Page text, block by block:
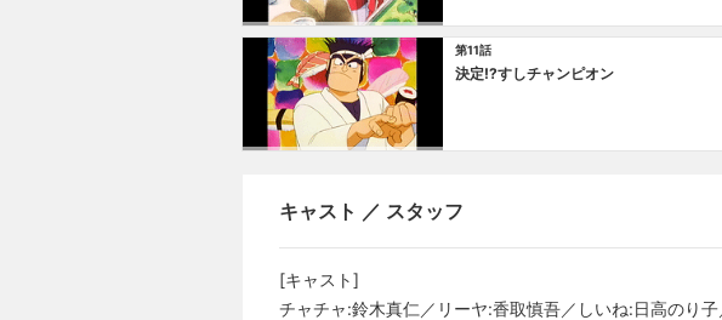
第11話
決定!?すしチャンピオン
キャスト ／ スタッフ
[キャスト]
チャチャ:鈴木真仁／リーヤ:香取慎吾／しいね:日高のり